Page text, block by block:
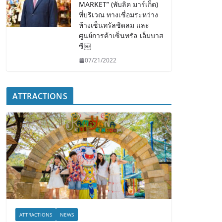
MARKET” (พับลิค มาร์เก็ต)
ที่บริเวณ ทางเชื่อมระหว่าง
ห้างเซ็นทรัลชิดลม และ
ศูนย์การค้าเซ็นทรัล เอ็มบาส
ซี￼
07/21/2022
ATTRACTIONS
ATTRACTIONS NEWS